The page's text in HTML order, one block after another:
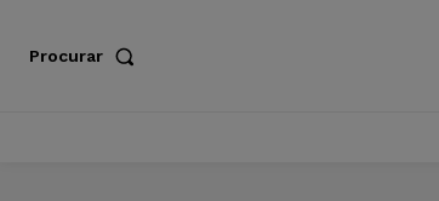
Procurar